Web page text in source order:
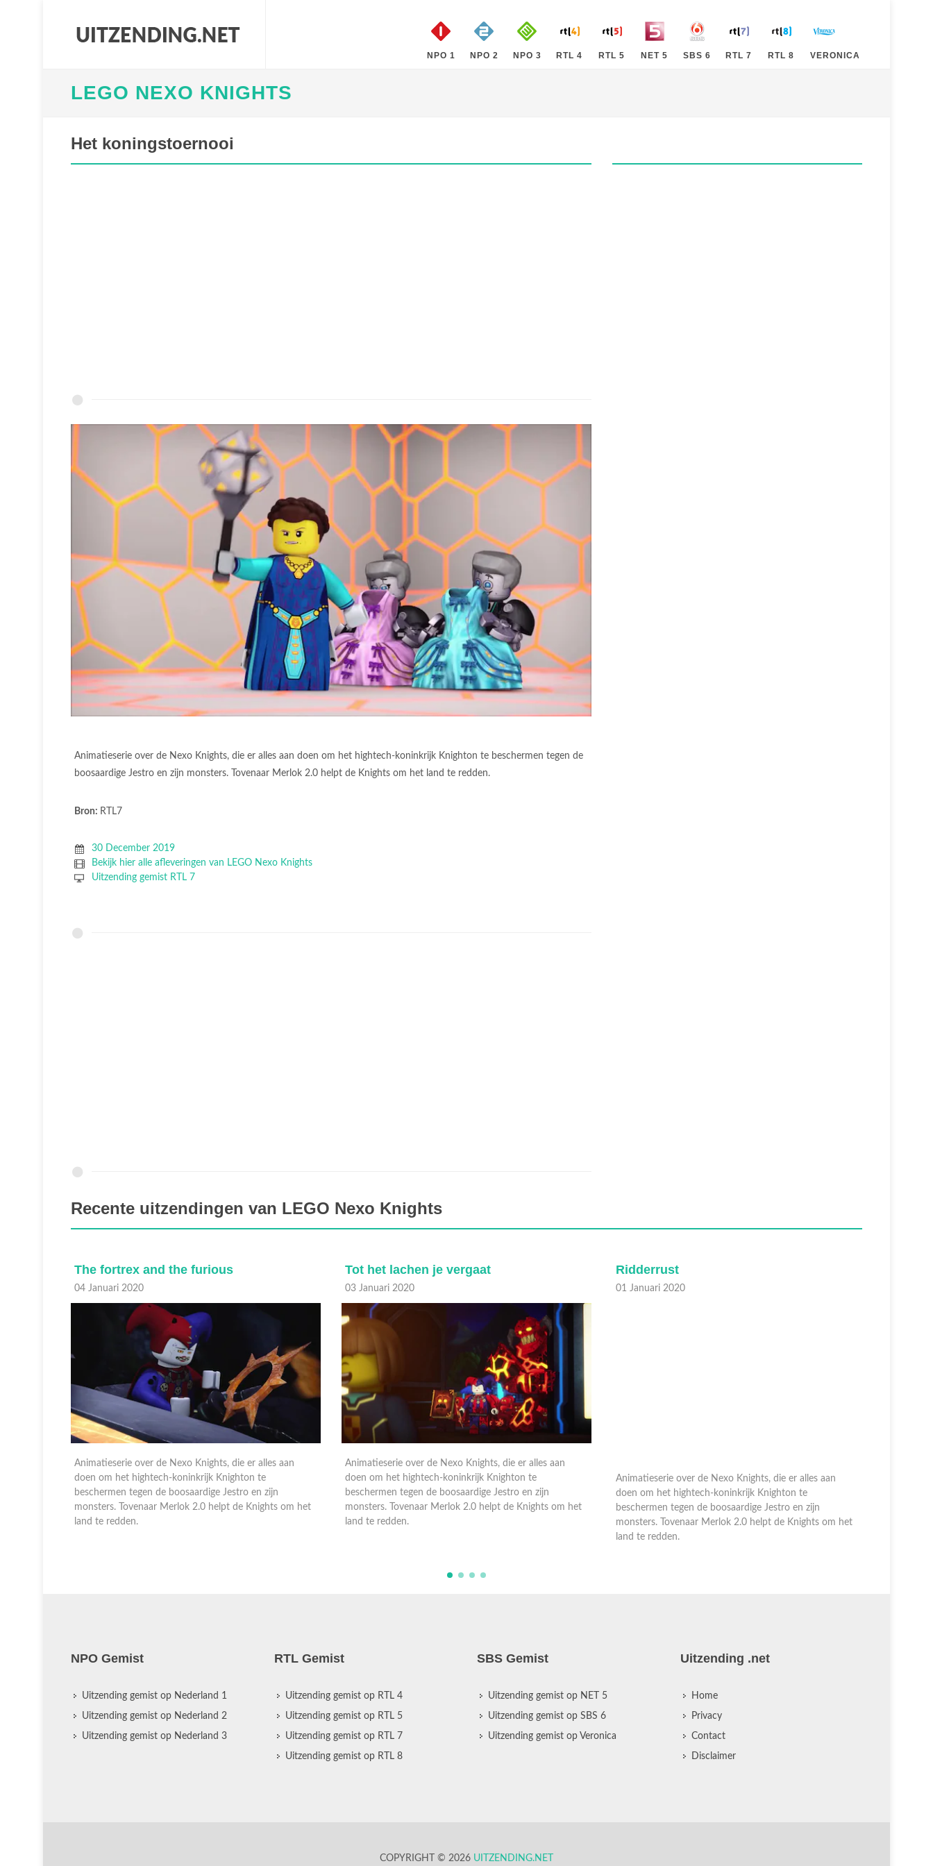
NPO 1 NPO 2 NPO 3 RTL 4 RTL 5 NET 5 SBS 6 RTL 7 RTL 8 VERONICA
LEGO NEXO KNIGHTS
Het koningstoernooi
Animatieserie over de Nexo Knights, die er alles aan doen om het hightech-koninkrijk Knighton te beschermen tegen de
boosaardige Jestro en zijn monsters. Tovenaar Merlok 2.0 helpt de Knights om het land te redden.
Bron: RTL7
30 December 2019
Bekijk hier alle afleveringen van LEGO Nexo Knights
Uitzending gemist RTL 7
Recente uitzendingen van LEGO Nexo Knights
The fortrex and the furious
04 Januari 2020
Animatieserie over de Nexo Knights, die er alles aan
doen om het hightech-koninkrijk Knighton te
beschermen tegen de boosaardige Jestro en zijn
monsters. Tovenaar Merlok 2.0 helpt de Knights om het
land te redden.
Tot het lachen je vergaat
03 Januari 2020
Animatieserie over de Nexo Knights, die er alles aan
doen om het hightech-koninkrijk Knighton te
beschermen tegen de boosaardige Jestro en zijn
monsters. Tovenaar Merlok 2.0 helpt de Knights om het
land te redden.
Ridderrust
01 Januari 2020
doen om het hightech-koninkrijk Knighton te
beschermen tegen de boosaardige Jestro en zijn
monsters. Tovenaar Merlok 2.0 helpt de Knights om het
land te redden.
NPO Gemist
Uitzending gemist op Nederland 1
Uitzending gemist op Nederland 2
Uitzending gemist op Nederland 3
RTL Gemist
Uitzending gemist op RTL 4
Uitzending gemist op RTL 5
Uitzending gemist op RTL 7
Uitzending gemist op RTL 8
SBS Gemist
Uitzending gemist op NET 5
Uitzending gemist op SBS 6
Uitzending gemist op Veronica
Uitzending .net
Home
Privacy
Contact
Disclaimer
COPYRIGHT © 2026 UITZENDING.NET